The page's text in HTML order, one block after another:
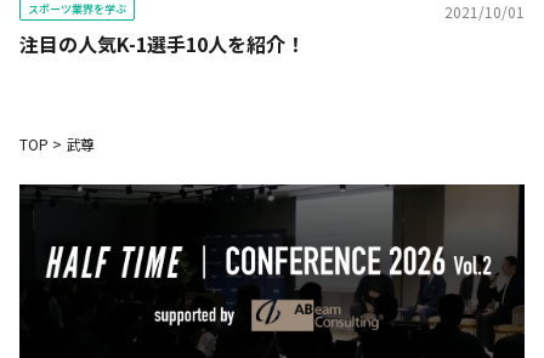
スポーツ業界を学ぶ 2021/10/01
注目の人気K-1選手10人を紹介！
TOP > 武尊